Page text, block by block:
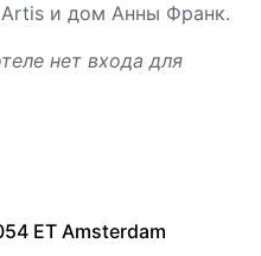
ET Amsterdam
и дом Анны Франк.
нет входа для